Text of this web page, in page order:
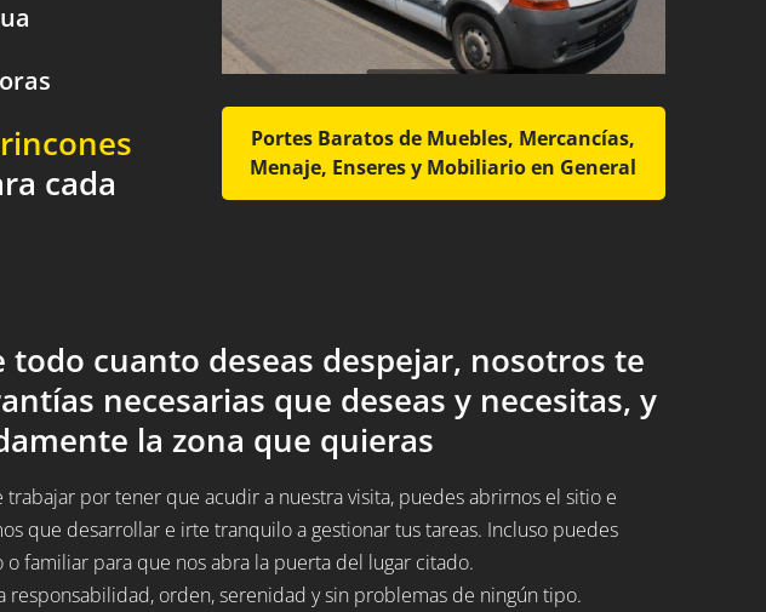
cada
Portes Baratos de Muebles, Mercancías,
Menaje, Enseres y Mobiliario en General
todo cuanto deseas despejar, nosotros te
necesarias que deseas y necesitas, y
la zona que quieras
por tener que acudir a nuestra visita, puedes abrirnos el sitio e
que desarrollar e irte tranquilo a gestionar tus tareas. Incluso puedes
o familiar para que nos abra la puerta del lugar citado.
responsabilidad, orden, serenidad y sin problemas de ningún tipo.